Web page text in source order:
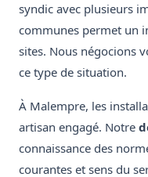
syndic avec plusieurs
communes permet un
sites. Nous négocions
ce type de situation.
À Malempre, les
artisan engagé. Notre
connaissance des
courantes et sens du